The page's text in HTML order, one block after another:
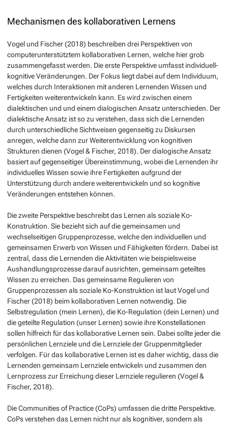
Mechanismen des kollaborativen Lernens
Vogel und Fischer (2018) beschreiben drei Perspektiven von
computerunterstütztem kollaborativen Lernen, welche hier grob
zusammengefasst werden. Die erste Perspektive umfasst individuell-
kognitive Veränderungen. Der Fokus liegt dabei auf dem Individuum,
welches durch Interaktionen mit anderen Lernenden Wissen und
Fertigkeiten weiterentwickeln kann. Es wird zwischen einem
dialektischen und und einem dialogischen Ansatz unterschieden. Der
dialektische Ansatz ist so zu verstehen, dass sich die Lernenden
durch unterschiedliche Sichtweisen gegenseitig zu Diskursen
anregen, welche dann zur Weiterentwicklung von kognitiven
Strukturen dienen (Vogel & Fischer, 2018). Der dialogische Ansatz
basiert auf gegenseitiger Übereinstimmung, wobei die Lernenden ihr
individuelles Wissen sowie ihre Fertigkeiten aufgrund der
Unterstützung durch andere weiterentwickeln und so kognitive
Veränderungen entstehen können.
Die zweite Perspektive beschreibt das Lernen als soziale Ko-
Konstruktion. Sie bezieht sich auf die gemeinsamen und
wechselseitigen Gruppenprozesse, welche den individuellen und
gemeinsamen Erwerb von Wissen und Fähigkeiten fördern. Dabei ist
zentral, dass die Lernenden die Aktivitäten wie beispielsweise
Aushandlungsprozesse darauf ausrichten, gemeinsam geteiltes
Wissen zu erreichen. Das gemeinsame Regulieren von
Gruppenprozessen als soziale Ko-Konstruktion ist laut Vogel und
Fischer (2018) beim kollaborativen Lernen notwendig. Die
Selbstregulation (mein Lernen), die Ko-Regulation (dein Lernen) und
die geteilte Regulation (unser Lernen) sowie ihre Konstellationen
sollen hilfreich für das kollaborative Lernen sein. Dabei sollte jeder die
persönlichen Lernziele und die Lernziele der Gruppenmitglieder
verfolgen. Für das kollaborative Lernen ist es daher wichtig, dass die
Lernenden gemeinsam Lernziele entwickeln und zusammen den
Lernprozess zur Erreichung dieser Lernziele regulieren (Vogel &
Fischer, 2018).
Die Communities of Practice (CoPs) umfassen die dritte Perspektive.
CoPs verstehen das Lernen nicht nur als kognitiver, sondern als